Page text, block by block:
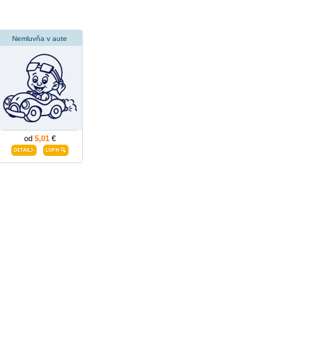
Nemluvňa v aute
od 5,01€